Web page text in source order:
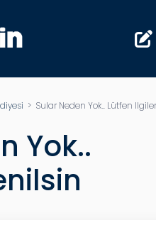
> Sular Neden Yok.. Lütfen
Yok..